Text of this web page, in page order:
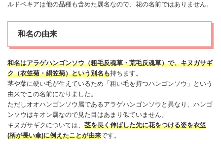
ルドベキアは他の品種も含めた属名なので、花の名前ではありません。
和名の由来
和名はアラゲハンゴンソウ（粗毛反魂草・荒毛反魂草）で、キヌガサギ
ク（衣笠菊・絹笠菊）という別名も持ちます。
茎や葉に硬い毛が生えているため「粗い毛を持つハンゴンソウ」という
由来でこの名前になりました。
ただしオオハンゴンソウ属であるアラゲハンゴンソウと異なり、ハンゴ
ンソウはキオン属なので見た目はあまり似ていません。
キヌガサギクについては、 茎を長く伸ばした先に花をつける姿を衣笠
(柄が長い傘)に例えたことが由来です。